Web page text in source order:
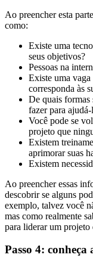
Ao preencher esta
como:
Existe uma
seus objetivos?
Pessoas na
Existe uma vaga
corresponda às
De quais formas
fazer para
Você pode se
projeto que
Existem
aprimorar suas
Existem
Ao preencher essas
descobrir se alguns
exemplo, talvez você
mas como realmente
para liderar um projeto
Passo 4: conheça